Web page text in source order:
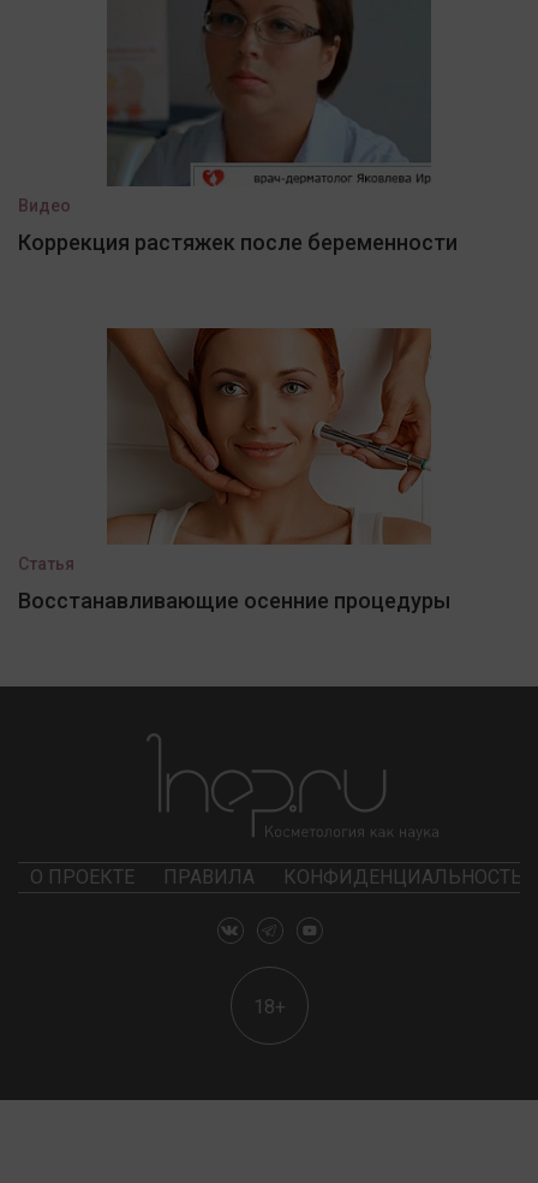
Видео
Коррекция растяжек после беременности
Статья
Восстанавливающие осенние процедуры
О ПРОЕКТЕ ПРАВИЛА КОНФИДЕНЦИАЛЬНОСТЬ
18+